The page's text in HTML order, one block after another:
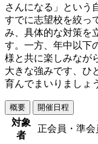
さんになる」という
すでに志望校を絞っ
み、具体的な対策を
す。一方、年中以下
様と共に楽しみなが
大きな強みです、ひ
育んでまいりましょ
概要 開催日程
対象
者
正会員・準